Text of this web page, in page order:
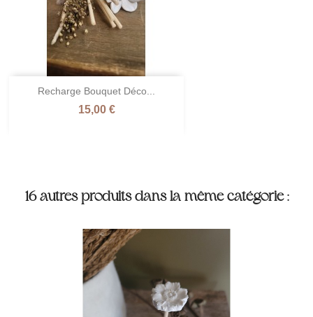
Recharge Bouquet Déco...
Prix
15,00 €
16 autres produits dans la même catégorie :